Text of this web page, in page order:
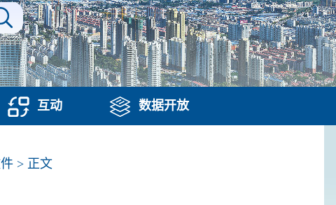
互动 数据开放
> 正文